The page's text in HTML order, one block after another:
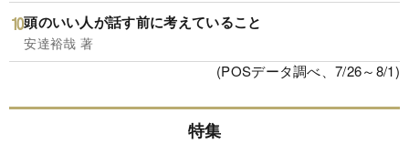
頭のいい人が話す前に考えていること
安達裕哉 著
(POSデータ調べ、7/26～8/1)
特集